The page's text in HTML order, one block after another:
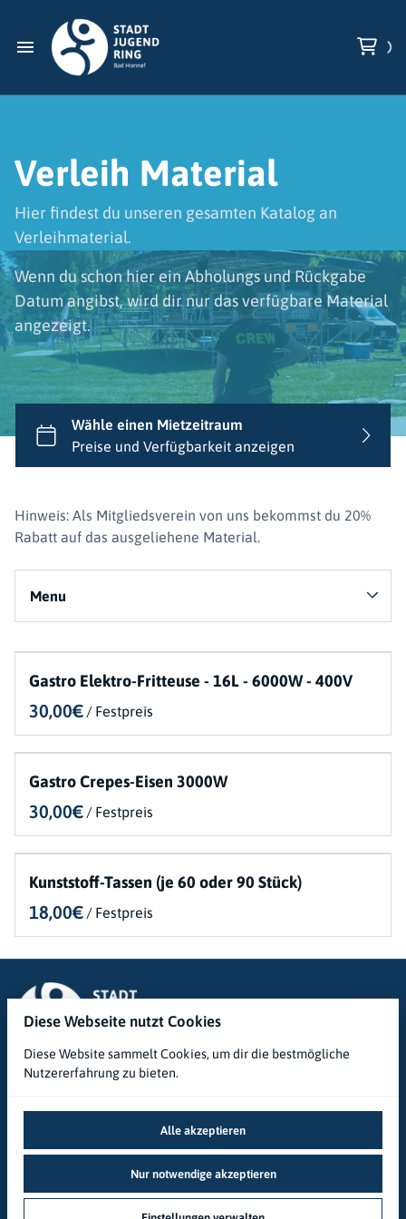
Verleih Material
Hier findest du unseren gesamten Katalog an
Verleihmaterial.
Wenn du schon hier ein Abholungs und Rückgabe
Datum angibst, wird dir nur das verfügbare Material
angezeigt.
Hinweis: Als Mitgliedsverein von uns bekommst du 20%
Rabatt auf das ausgeliehene Material.
Menu
Alle Artikel
Bild & Ton
Buttonmaschinen
Essen & Trinken
Faltzelte
Stromkabel & Verteiler
Gastro Elektro-Fritteuse - 16L - 6000W - 400V
/
Gastro Crepes-Eisen 3000W
/
Kunststoff-Tassen (je 60 oder 90 Stück)
/
Powered by Booqable
Diese Webseite nutzt Cookies
Diese Website sammelt Cookies, um dir die bestmögliche
Nutzererfahrung zu bieten.
Alle akzeptieren
Nur notwendige akzeptieren